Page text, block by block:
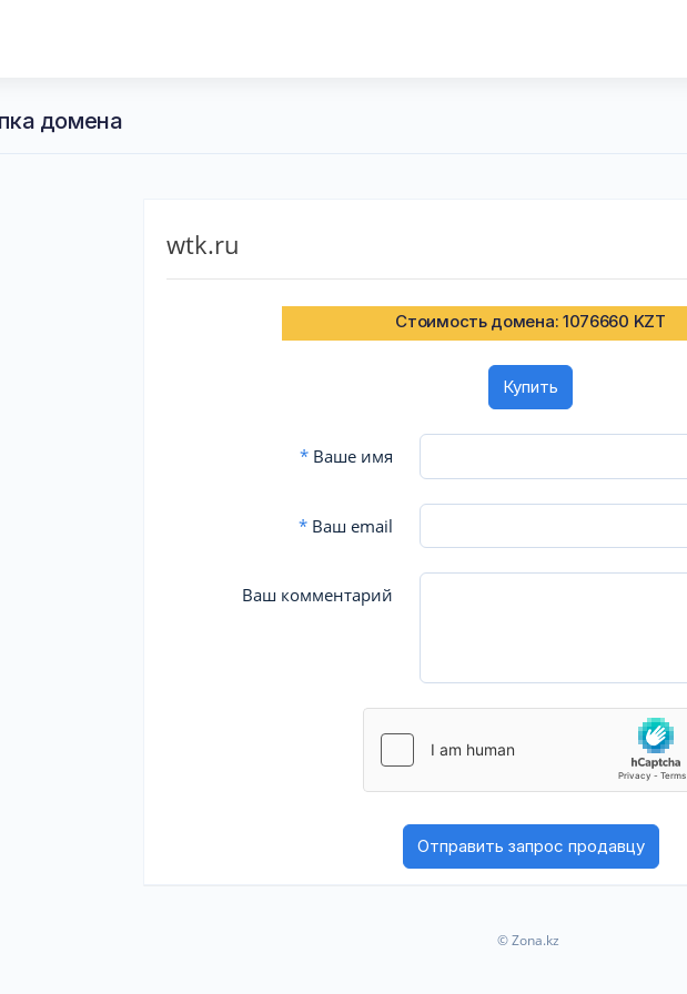
домена
wtk.ru
Стоимость домена: 1076660 KZT
Купить
*Ваше имя
*Ваш email
Ваш комментарий
© Zona.kz